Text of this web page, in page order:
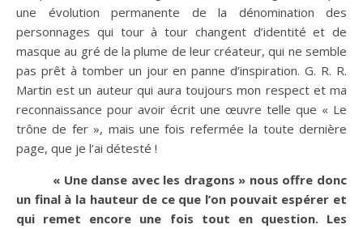
une évolution permanente de la dénomination des
personnages qui tour à tour changent d’identité et de
masque au gré de la plume de leur créateur, qui ne semble
pas prêt à tomber un jour en panne d’inspiration. G. R. R.
Martin est un auteur qui aura toujours mon respect et ma
reconnaissance pour avoir écrit une œuvre telle que « Le
trône de fer », mais une fois refermée la toute dernière
page, que je l’ai détesté !
« Une danse avec les dragons » nous offre donc
un final à la hauteur de ce que l’on pouvait espérer et
qui remet encore une fois tout en question. Les